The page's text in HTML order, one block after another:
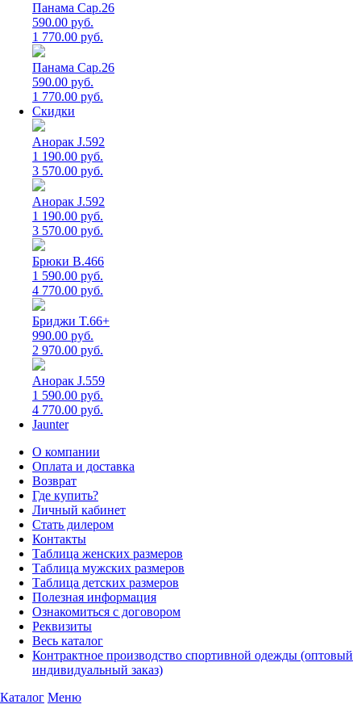
Панама Cap.26
590.00 руб.
1 770.00 руб.
Панама Cap.26
590.00 руб.
1 770.00 руб.
Скидки
Анорак J.592
1 190.00 руб.
3 570.00 руб.
Анорак J.592
1 190.00 руб.
3 570.00 руб.
Брюки B.466
1 590.00 руб.
4 770.00 руб.
Бриджи T.66+
990.00 руб.
2 970.00 руб.
Анорак J.559
1 590.00 руб.
4 770.00 руб.
Jaunter
О компании
Оплата и доставка
Возврат
Где купить?
Личный кабинет
Стать дилером
Контакты
Таблица женских размеров
Таблица мужских размеров
Таблица детских размеров
Полезная информация
Ознакомиться с договором
Реквизиты
Весь каталог
Контрактное производство спортивной одежды (оптовый
индивидуальный заказ)
Каталог Меню